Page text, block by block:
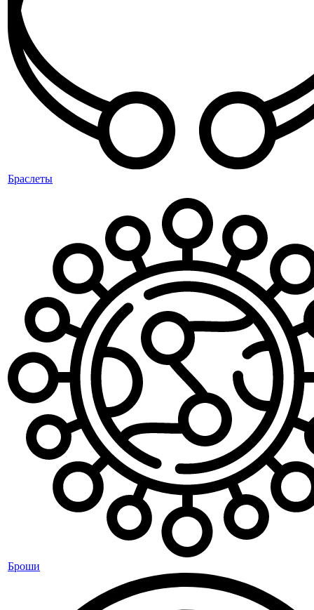
Браслеты
Броши